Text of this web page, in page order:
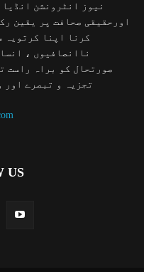
نیوز انٹرونشن
اورحقیقی صحافت پر یقین
کرنا اپنا کرتویہ
ناانصافیوں ،
صورتحال کو براہ راست
تجزیہ و تبصرے اور
US